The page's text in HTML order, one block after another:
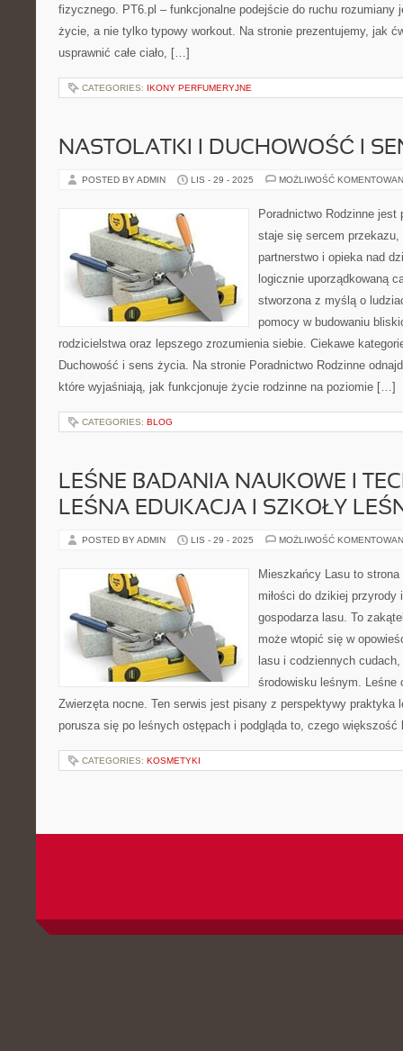
fizycznego. PT6.pl – funkcjonalne podejście do ruchu rozumiany
życie, a nie tylko typowy workout. Na stronie prezentujemy, jak
usprawnić całe ciało, […]
CATEGORIES: IKONY PERFUMERYJNE
NASTOLATKI I DUCHOWOŚĆ I
POSTED BY ADMIN LIS - 29 - 2025 MOŻLIWOŚĆ
Poradnictwo Rodzinne
staje się sercem
partnerstwo i opieka nad
logicznie uporządkowaną
stworzona z myślą o
pomocy w budowaniu
rodzicielstwa oraz lepszego zrozumienia siebie. Ciekawe
Duchowość i sens życia. Na stronie Poradnictwo Rodzinne
które wyjaśniają, jak funkcjonuje życie rodzinne na poziomie […]
CATEGORIES: BLOG
LEŚNE BADANIA NAUKOWE I
LEŚNA EDUKACJA I SZKOŁY
POSTED BY ADMIN LIS - 29 - 2025 MOŻLIWOŚĆ
Mieszkańcy Lasu to
miłości do dzikiej przyrody
gospodarza lasu. To
może wtopić się w
lasu i codziennych
środowisku leśnym. Leśne
Zwierzęta nocne. Ten serwis jest pisany z perspektywy praktyka
porusza się po leśnych ostępach i podgląda to, czego
CATEGORIES: KOSMETYKI